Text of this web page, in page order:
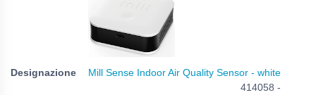
Mill Sense Indoor Air Quality Sensor - white
414058 -